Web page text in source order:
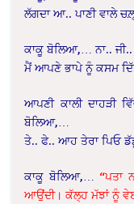
ਲੱਗਦਾ ਆ.. ਪਾਣੀ ਵਾਲੇ
ਕਾਕੂ ਬੋਲਿਆ,… ਨਾ.. ਜੀ..
ਮੈਂ ਆਪਣੇ ਭਾਪੇ ਨੂੰ ਕਸਮ
ਆਪਣੀ ਕਾਲੀ ਦਾਹੜੀ
ਬੋਲਿਆ,…
ਤੇ.. ਫੇ.. ਆਹ ਤੇਰਾ ਪਿਓ
ਕਾਕੂ ਬੋਲਿਆ,… “ਪਤਾ
ਆਉਂਦੀ। ਕੱਲ੍ਹ ਮੱਝਾਂ ਨੂੰ